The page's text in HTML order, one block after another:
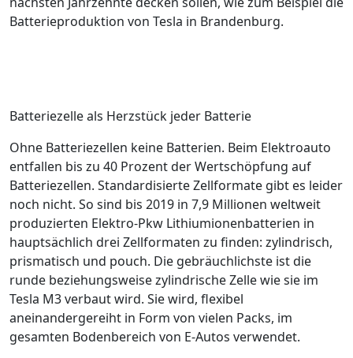
Batterieproduktion von Tesla in Brandenburg.
Batteriezelle als Herzstück jeder Batterie
Ohne Batteriezellen keine Batterien. Beim Elektroauto
entfallen bis zu 40 Prozent der Wertschöpfung auf
Batteriezellen. Standardisierte Zellformate gibt es leider
noch nicht. So sind bis 2019 in 7,9 Millionen weltweit
produzierten Elektro-Pkw ­Lithiumionenbatterien in
hauptsächlich drei Zellformaten zu finden: zylindrisch,
prismatisch und pouch. Die gebräuchlichste ist die
runde beziehungs­weise zylindrische Zelle wie sie im
Tesla M3 verbaut wird. Sie wird, flexibel
aneinandergereiht in Form von vielen Packs, im
gesamten Bodenbereich von E-Autos verwendet.